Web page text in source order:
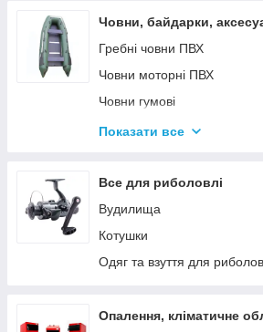
Човни, байдарки,
Гребні човни ПВХ
Човни моторні ПВХ
Човни гумові
Надувні байдарки
Тюбінг
Страхувальні жилети
Човники ΩMega
Лодки Grif boat
Показати все
Все для риболовлі
Вудилища
Котушки
Одяг та взуття для
Опалення, кліматичне